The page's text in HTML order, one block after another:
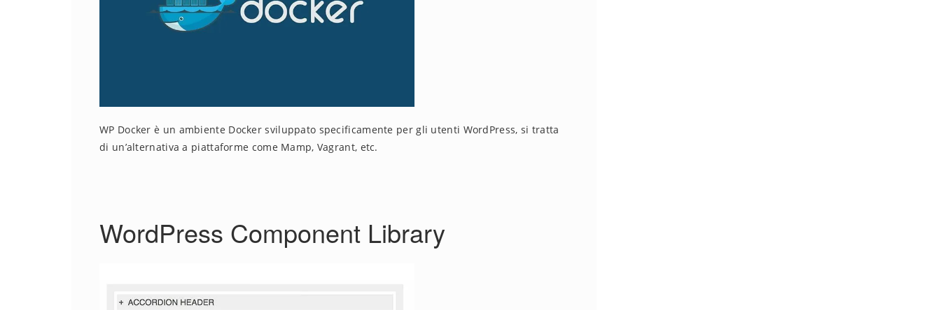
WP Docker è un ambiente Docker sviluppato specificamente per gli utenti WordPress, si tratta
di un’alternativa a piattaforme come Mamp, Vagrant, etc.
WordPress Component Library